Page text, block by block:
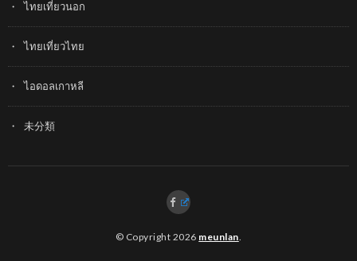
ไทยเที่ยวนอก
ไทยเที่ยวไทย
ไอดอลเกาหลี
未分類
© Copyright 2026 meunlan.